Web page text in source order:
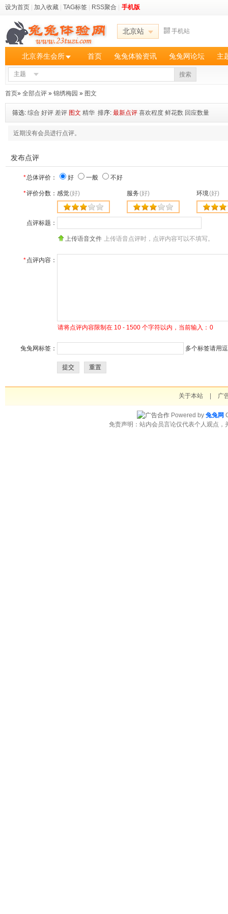
设为首页 加入收藏 TAG标签 RSS聚合 手机版
北京站 手机站
北京养生会所 首页 兔兔体验资讯 兔兔网论坛 主
主题 搜索
首页» 全部点评 » 锦绣梅园 » 图文
筛选: 综合 好评 差评 图文 精华 排序: 最新点评 喜欢程度 鲜花数 回应数量
近期没有会员进行点评。
发布点评
*总体评价： 好 一般 不好
*评价分数： 感觉(好) 服务(好) 环境(好)
点评标题：
上传语音文件 上传语音点评时，点评内容可以不填写。
*点评内容：
请将点评内容限制在 10 - 1500 个字符以内，当前输入： 0
兔兔网标签： 多个标签请用
提交 重置
关于本站 广
Powered by 兔兔网
免责声明：站内会员言论仅代表个人观点